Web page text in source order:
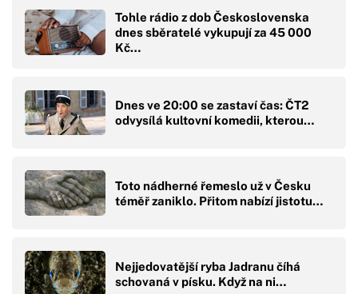
Tohle rádio z dob Československa
dnes sběratelé vykupují za 45 000
Kč…
Dnes ve 20:00 se zastaví čas: ČT2
odvysílá kultovní komedii, kterou…
Toto nádherné řemeslo už v Česku
téměř zaniklo. Přitom nabízí jistotu…
Nejjedovatější ryba Jadranu číhá
schovaná v písku. Když na ni…